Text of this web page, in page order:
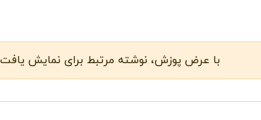
با عرض پوزش، نوشته مرتبط برای نمایش